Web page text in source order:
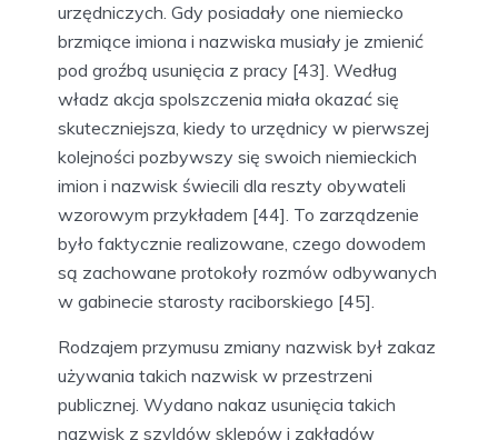
urzędniczych. Gdy posiadały one niemiecko
brzmiące imiona i nazwiska musiały je zmienić
pod groźbą usunięcia z pracy [43]. Według
władz akcja spolszczenia miała okazać się
skuteczniejsza, kiedy to urzędnicy w pierwszej
kolejności pozbywszy się swoich niemieckich
imion i nazwisk świecili dla reszty obywateli
wzorowym przykładem [44]. To zarządzenie
było faktycznie realizowane, czego dowodem
są zachowane protokoły rozmów odbywanych
w gabinecie starosty raciborskiego [45].
Rodzajem przymusu zmiany nazwisk był zakaz
używania takich nazwisk w przestrzeni
publicznej. Wydano nakaz usunięcia takich
nazwisk z szyldów sklepów i zakładów